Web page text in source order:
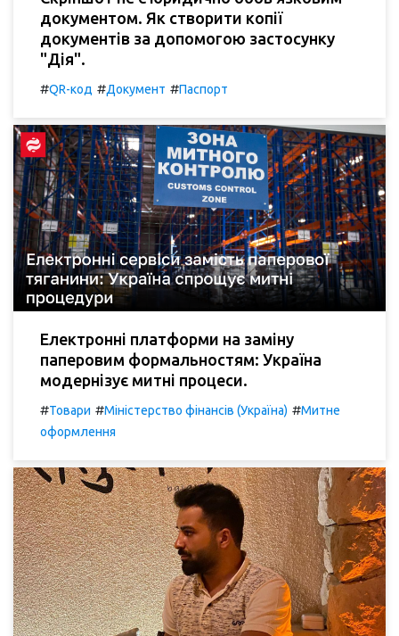
документом. Як створити копії
документів за допомогою застосунку
"Дія".
#QR-код #Документ #Паспорт
Електронні платформи на заміну
паперовим формальностям: Україна
модернізує митні процеси.
#Товари #Міністерство фінансів (Україна) #Митне
оформлення